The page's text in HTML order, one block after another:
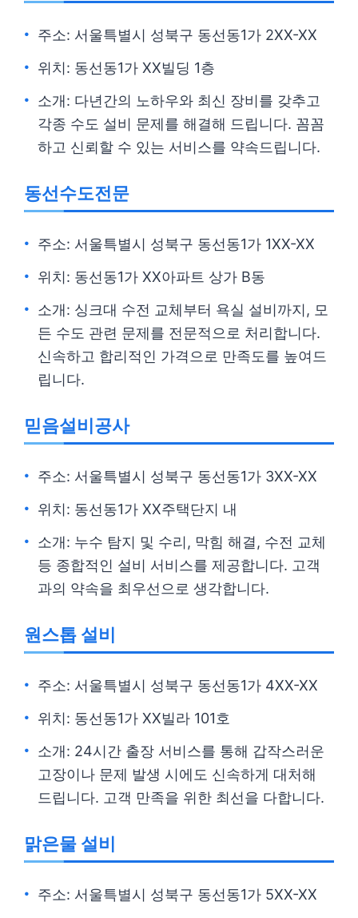
주소: 서울특별시 성북구 동선동1가 2XX-XX
위치: 동선동1가 XX빌딩 1층
소개: 다년간의 노하우와 최신 장비를 갖추고
각종 수도 설비 문제를 해결해 드립니다. 꼼꼼
하고 신뢰할 수 있는 서비스를 약속드립니다.
동선수도전문
주소: 서울특별시 성북구 동선동1가 1XX-XX
위치: 동선동1가 XX아파트 상가 B동
소개: 싱크대 수전 교체부터 욕실 설비까지, 모
든 수도 관련 문제를 전문적으로 처리합니다.
신속하고 합리적인 가격으로 만족도를 높여드
립니다.
믿음설비공사
주소: 서울특별시 성북구 동선동1가 3XX-XX
위치: 동선동1가 XX주택단지 내
소개: 누수 탐지 및 수리, 막힘 해결, 수전 교체
등 종합적인 설비 서비스를 제공합니다. 고객
과의 약속을 최우선으로 생각합니다.
원스톱 설비
주소: 서울특별시 성북구 동선동1가 4XX-XX
위치: 동선동1가 XX빌라 101호
소개: 24시간 출장 서비스를 통해 갑작스러운
고장이나 문제 발생 시에도 신속하게 대처해
드립니다. 고객 만족을 위한 최선을 다합니다.
맑은물 설비
주소: 서울특별시 성북구 동선동1가 5XX-XX